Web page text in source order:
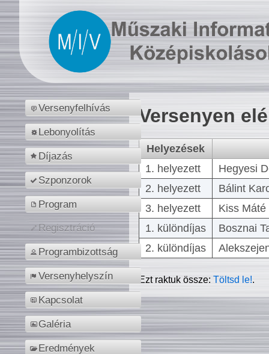
Versenyfelhívás
Lebonyolítás
Díjazás
Szponzorok
Program
Regisztráció
Programbizottság
Versenyhelyszín
Kapcsolat
Galéria
Eredmények
Versenyen
Helyezések
1. helyezett
Hegyesi
2. helyezett
Bálint
3. helyezett
Kiss
1. különdíjas
Bosznai
2. különdíjas
Ezt raktuk össze:Töltsd le!.